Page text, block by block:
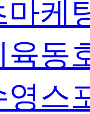
마케
육동
영스